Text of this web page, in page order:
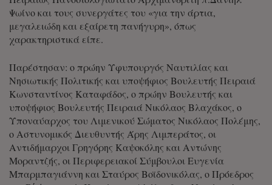
Ψωίνο και τους συνεργάτες του «για την άρτια,
μεγαλειώδη και εξαίρετη πανήγυρη», όπως
χαρακτηριστικά είπε.
Παρέστησαν: ο πρώην Υφυπουργός Ναυτιλίας και
Νησιωτικής Πολιτικής και υποψήφιος Βουλευτής Πειραιά
Κωνσταντίνος Καταφάδος, ο πρώην Βουλευτής και
υποψήφιος Βουλευτής Πειραιά Νικόλαος Βλαχάκος, ο
Υποναύαρχος του Λιμενικού Σώματος Νικόλαος Πολέμης,
ο Αστυνομικός Διευθυντής Άρης Λιμπεράτος, οι
Αντιδήμαρχοι Γρηγόρης Καψοκόλης και Αντώνης
Μοραντζής, οι Περιφερειακοί Σύμβουλοι Ευγενία
Μπαρμπαγιάννη και Σταύρος Βοϊδονικόλας, ο Πρόεδρος